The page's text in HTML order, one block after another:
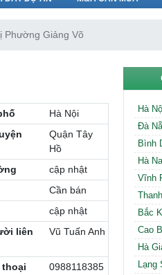
Cần thuê MBKD tại
Cần thuê MBKD tại
Cần thuê MBKD tại
Cần thuê MBKD tại
Cần thuê MBKD tại
Cần thuê MBKD tại
Cần thuê MBKD tại
Cần thuê MBKD tại
Cần thuê MBKD tại
Cần thuê MBKD tại
Cần thuê MBKD tại
Cần thuê MBKD tại
Cần thuê MBKD tại
Cần thuê MBKD tại
Cần thuê MBKD tại
Cần thuê MBKD tại
Phường Giảng Võ
Hà Nội
Quận Tây
Hồ
cập nhật
Cần bán
cập nhật
liên
Vũ Tuấn Anh
thoại 0988118385
Hà
Đà
Bình
Hà
Vĩnh
Bắc
Cao
Hà